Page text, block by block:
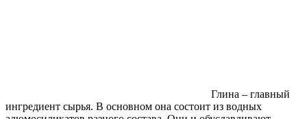
Глина – главный
ингредиент сырья. В основном она состоит из водных